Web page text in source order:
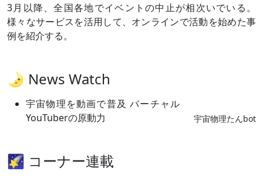
3月以降、全国各地でイベントの中止が相次いでいる。
様々なサービスを活用して、オンラインで活動を始めた事
例を紹介する。
🌛 News Watch
宇宙物理を動画で普及 バーチャル
YouTuberの原動力
宇宙物理たんbot
🌠 コーナー連載